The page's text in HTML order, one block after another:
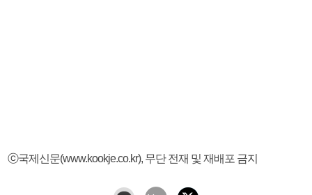
ⓒ국제신문(www.kookje.co.kr), 무단 전재 및 재배포 금지